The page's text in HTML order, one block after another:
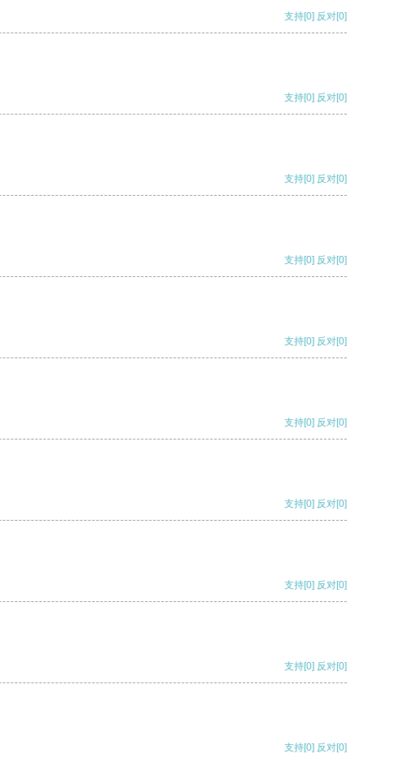
支持[0] 反对[0]
支持[0] 反对[0]
支持[0] 反对[0]
支持[0] 反对[0]
支持[0] 反对[0]
支持[0] 反对[0]
支持[0] 反对[0]
支持[0] 反对[0]
支持[0] 反对[0]
支持[0] 反对[0]